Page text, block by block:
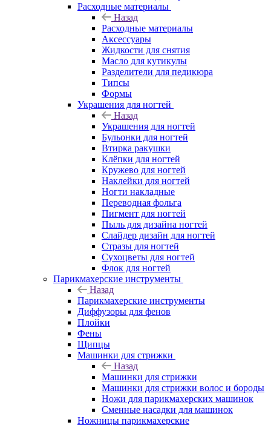
Расходные материалы
Назад
Расходные материалы
Аксессуары
Жидкости для снятия
Масло для кутикулы
Разделители для педикюра
Типсы
Формы
Украшения для ногтей
Назад
Украшения для ногтей
Бульонки для ногтей
Втирка ракушки
Клёпки для ногтей
Кружево для ногтей
Наклейки для ногтей
Ногти накладные
Переводная фольга
Пигмент для ногтей
Пыль для дизайна ногтей
Слайдер дизайн для ногтей
Стразы для ногтей
Сухоцветы для ногтей
Флок для ногтей
Парикмахерские инструменты
Назад
Парикмахерские инструменты
Диффузоры для фенов
Плойки
Фены
Щипцы
Машинки для стрижки
Назад
Машинки для стрижки
Машинки для стрижки волос и бороды
Ножи для парикмахерских машинок
Сменные насадки для машинок
Ножницы парикмахерские